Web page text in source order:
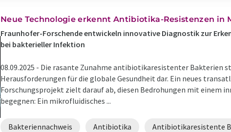
Neue Technologie erkennt Antibiotika-Resistenzen in
Fraunhofer-Forschende entwickeln innovative Diagnostik zur
bei bakterieller Infektion
08.09.2025 - Die rasante Zunahme antibiotikaresistenter Bakterien
Herausforderungen für die globale Gesundheit dar. Ein neues
Forschungsprojekt zielt darauf ab, diesen Bedrohungen mit einem
begegnen: Ein mikrofluidisches ...
Bakteriennachweis Antibiotika Antibiotikaresistente